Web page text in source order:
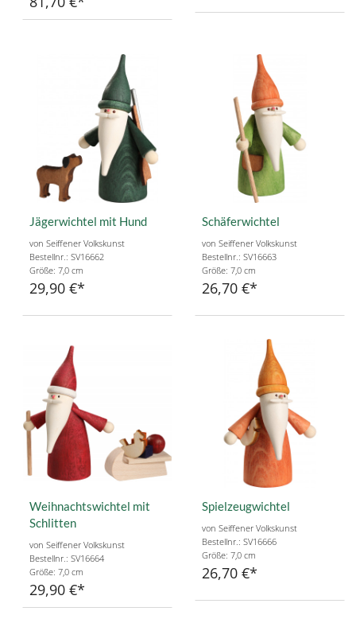
Jägerwichtel mit Hund
von Seiffener Volkskunst
Bestellnr.: SV16662
Größe: 7,0 cm
29,90 €
Schäferwichtel
von Seiffener Volkskunst
Bestellnr.: SV16663
Größe: 7,0 cm
26,70 €
Weihnachtswichtel mit
Schlitten
von Seiffener Volkskunst
Bestellnr.: SV16664
Größe: 7,0 cm
29,90 €
Spielzeugwichtel
von Seiffener Volkskunst
Bestellnr.: SV16666
Größe: 7,0 cm
26,70 €